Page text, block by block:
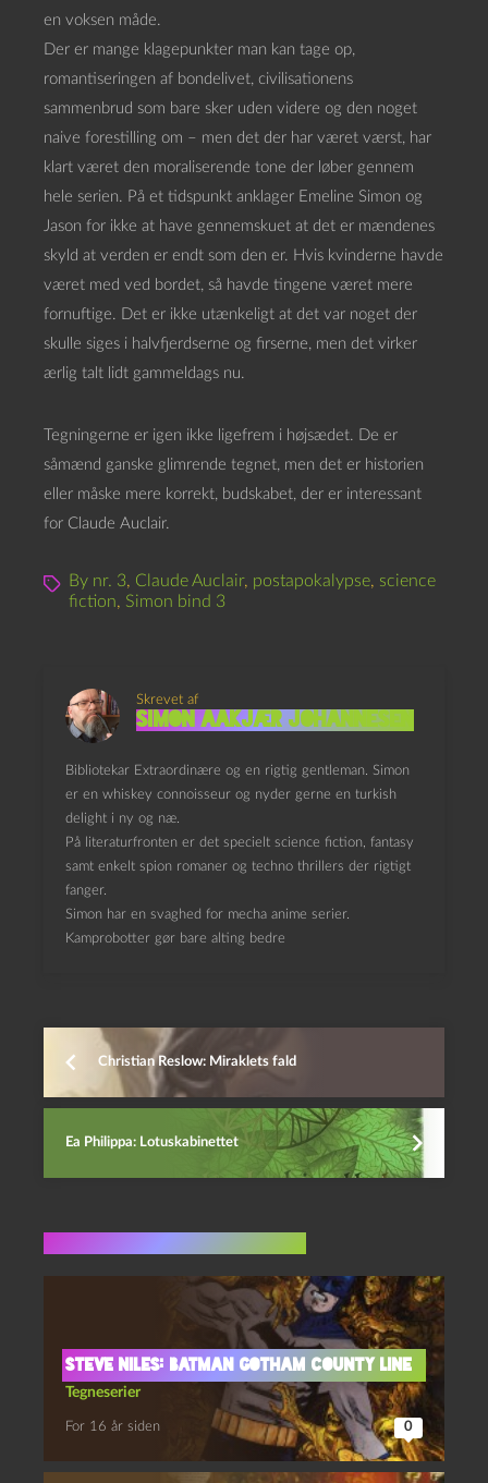
en voksen måde.
Der er mange klagepunkter man kan tage op,
romantiseringen af bondelivet, civilisationens
sammenbrud som bare sker uden videre og den noget
naive forestilling om – men det der har været værst, har
klart været den moraliserende tone der løber gennem
hele serien. På et tidspunkt anklager Emeline Simon og
Jason for ikke at have gennemskuet at det er mændenes
skyld at verden er endt som den er. Hvis kvinderne havde
været med ved bordet, så havde tingene været mere
fornuftige. Det er ikke utænkeligt at det var noget der
skulle siges i halvfjerdserne og firserne, men det virker
ærlig talt lidt gammeldags nu.
Tegningerne er igen ikke ligefrem i højsædet. De er
såmænd ganske glimrende tegnet, men det er historien
eller måske mere korrekt, budskabet, der er interessant
for Claude Auclair.
By nr. 3, Claude Auclair, postapokalypse, science
fiction, Simon bind 3
Skrevet af
Simon Aakjær Johannesen
Bibliotekar Extraordinære og en rigtig gentleman. Simon
er en whiskey connoisseur og nyder gerne en turkish
delight i ny og næ.
På literaturfronten er det specielt science fiction, fantasy
samt enkelt spion romaner og techno thrillers der rigtigt
fanger.
Simon har en svaghed for mecha anime serier.
Kamprobotter gør bare alting bedre
Christian Reslow: Miraklets fald
Ea Philippa: Lotuskabinettet
Steve Niles: Batman Gotham County Line
Tegneserier
For 16 år siden 0